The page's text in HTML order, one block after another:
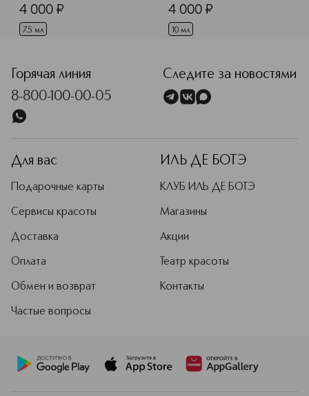
4 000 ¤
7.5 мл
4 000 ¤
10 мл
Горячая линия
8-800-100-00-05
Следите за новостями
Для вас
Подарочные карты
Сервисы красоты
Доставка
Оплата
Обмен и возврат
Частые вопросы
ИЛЬ ДЕ БОТЭ
КЛУБ ИЛЬ ДЕ БОТЭ
Магазины
Акции
Театр красоты
Контакты